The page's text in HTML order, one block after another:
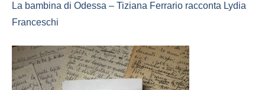
La bambina di Odessa – Tiziana Ferrario racconta Lydia
Franceschi